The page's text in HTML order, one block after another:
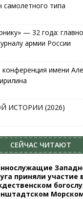
самолетного типа
— 32 года:
армии России
имени
ИСТОРИИ (2026)
СЕЙЧАС ЧИТАЮТ
приняли участие